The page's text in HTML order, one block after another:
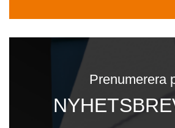
Prenumerera